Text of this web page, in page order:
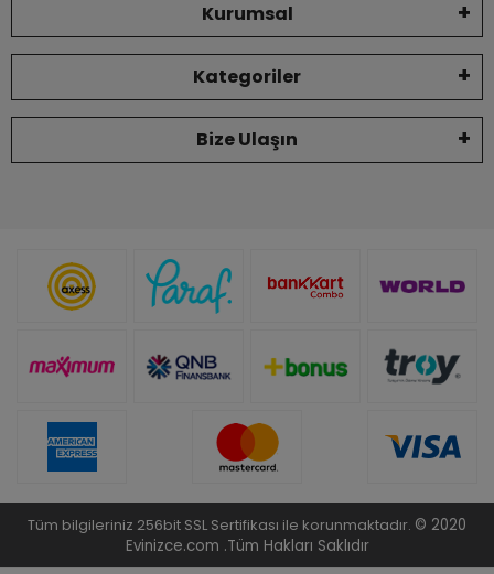
Kurumsal
Kategoriler
Bize Ulaşın
Tüm bilgileriniz 256bit SSL Sertifikası ile korunmaktadır. © 2020
Evinizce.com .Tüm Hakları Saklıdır